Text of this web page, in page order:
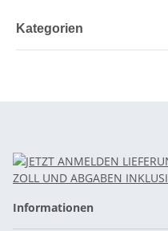
Kategorien
Informationen